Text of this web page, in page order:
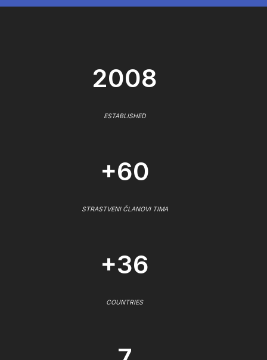
2008
ESTABLISHED
+60
STRASTVENI ČLANOVI TIMA
+36
COUNTRIES